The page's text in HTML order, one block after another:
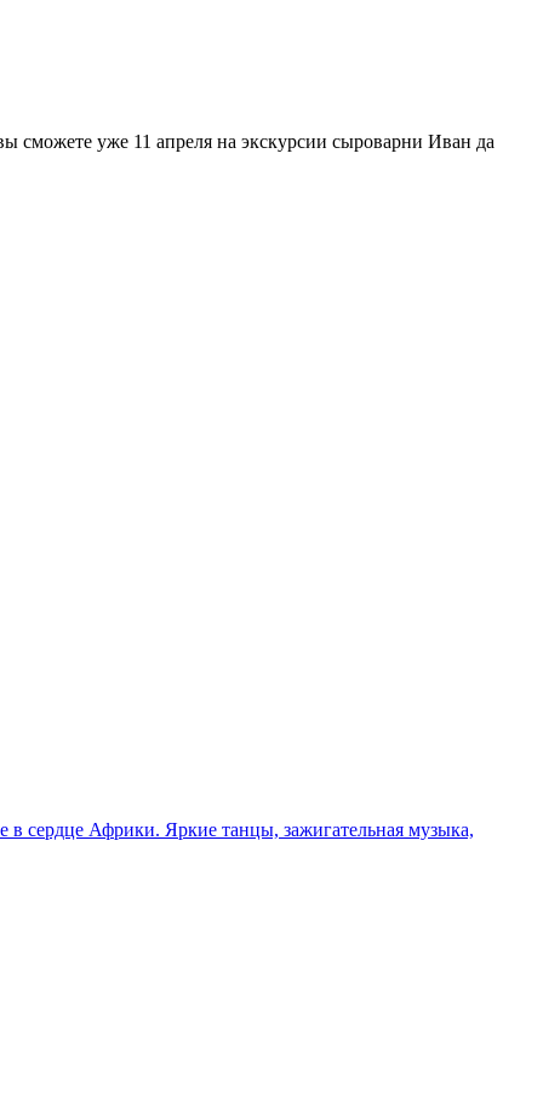
сможете уже 11 апреля на экскурсии сыроварни Иван да
сердце Африки. Яркие танцы, зажигательная музыка,